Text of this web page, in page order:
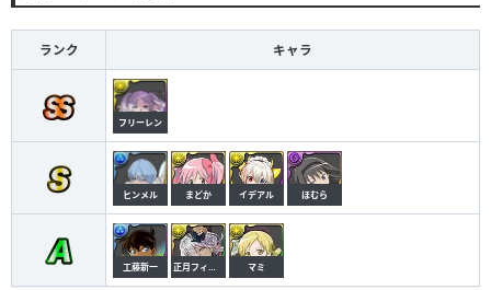
ランク キャラ
フリーレン
ヒンメル まどか イデアル ほむら
工藤新一 マミ